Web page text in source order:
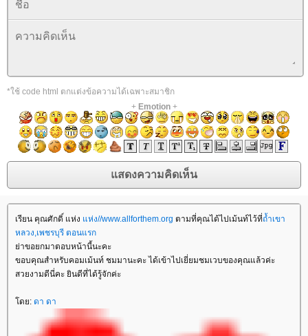
*ใช้ code html ตกแต่งข้อความได้เฉพาะสมาชิก
+ Emotion+
เรียน คุณศักดิ์ แห่ง ห่ง//www.allforthem.org ตามที่คุณได้ไปเม้นท์ไว้ที่ถ้ำเขา
หลวง,เพชรบุรี ตอนแรก
่าขอยกมาตอบหน้านี้นะคะ
ขอบคุณสำหรับคอมเม้นท์ ชมมานะคะ ได้เข้าไปเยี่ยมชมเวบของคุณแล้วค่ะ
สวยงามดีนี่คะ ยินดีที่ได้รู้จักค่ะ
ดย: ดา ดา